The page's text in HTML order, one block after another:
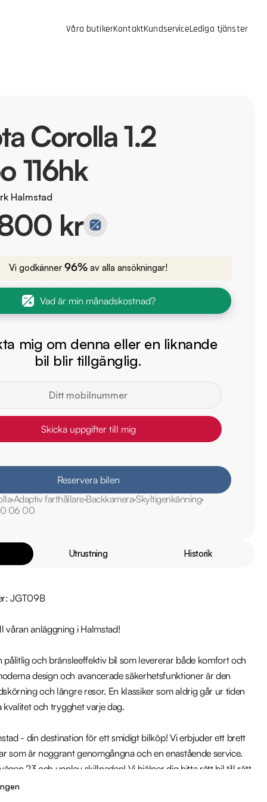
Våra butikerKontaktKundserviceLediga tjänster
Corolla 1.2
116hk
Halmstad
kr
Vi godkänner 96% av alla ansökningar!
Vad är min månadskostnad?
mig om denna eller en liknande
bil blir tillgänglig.
Skicka uppgifter till mig
Reservera bilen
Adaptiv farthållareBackkameraSkyltigenkänning
06 00
Utrustning Historik
JGT09B
våran anläggning i Halmstad!
pålitlig och bränsleeffektiv bil som levererar både komfort och
design och avancerade säkerhetsfunktioner är den
och längre resor. En klassiker som aldrig går ur tiden
och trygghet varje dag.
- din destination för ett smidigt bilköp! Vi erbjuder ett brett
som är noggrant genomgångna och en enastående service.
23 och upplev skillnaden! Vi hjälper dig hitta rätt bil till rätt